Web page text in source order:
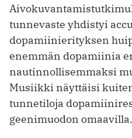
tunnevaste yhdistyi
dopamiinierityksen
enemmän dopamiinia
nautinnollisemmaksi
Musiikki näyttäisi
tunnetiloja
geenimuodon omaavilla.